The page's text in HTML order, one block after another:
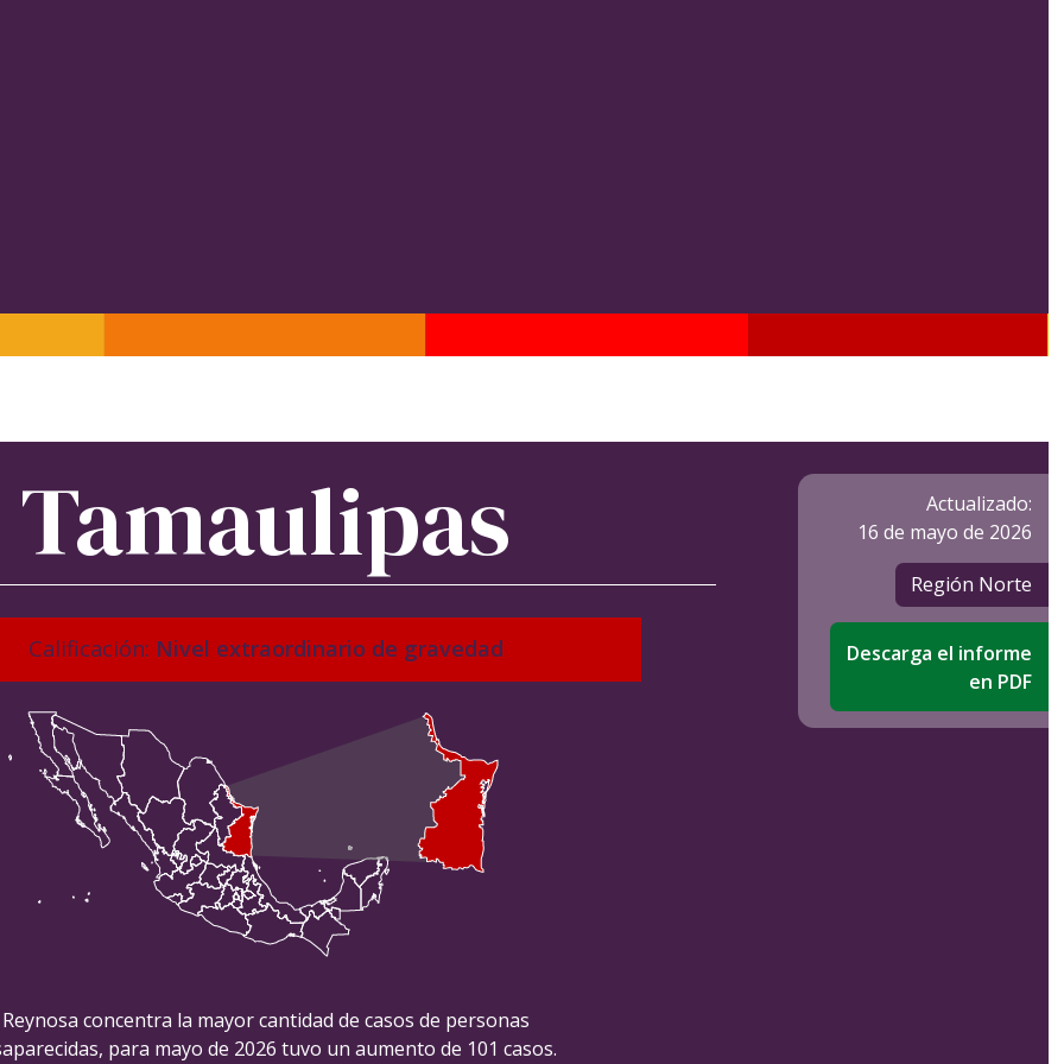
Tamaulipas
Calificación: Nivel extraordinario de gravedad
Reynosa concentra la mayor cantidad de casos de personas
para mayo de 2026 tuvo un aumento de 101 casos.
Actualizado:
16 de mayo de 2026
Región Norte
Descarga el informe
en PDF